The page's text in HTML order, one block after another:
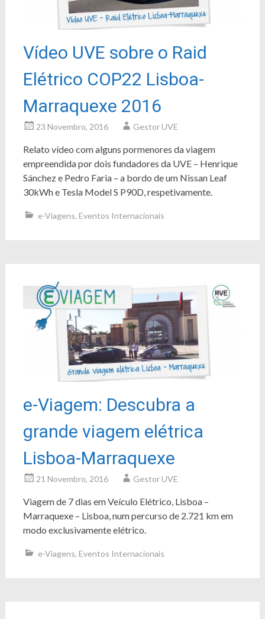
Vídeo UVE sobre o Raid
Elétrico COP22 Lisboa-
Marraquexe 2016
23 Novembro, 2016 Gestor UVE
Relato vídeo com alguns pormenores da viagem
empreendida por dois fundadores da UVE – Henrique
Sánchez e Pedro Faria – a bordo de um Nissan Leaf
30kWh e Tesla Model S P90D, respetivamente.
e-Viagens, Eventos Internacionais
e-Viagem: Descubra a
grande viagem elétrica
Lisboa-Marraquexe
21 Novembro, 2016 Gestor UVE
Viagem de 7 dias em Veículo Elétrico, Lisboa –
Marraquexe – Lisboa, num percurso de 2.721 km em
modo exclusivamente elétrico.
e-Viagens, Eventos Internacionais